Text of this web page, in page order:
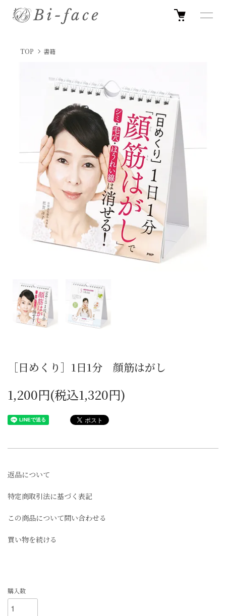
TOP 書籍
［日めくり］1日1分 顔筋はがし
1,200円(税込1,320円)
返品について
特定商取引法に基づく表記
この商品について問い合わせる
買い物を続ける
購入数